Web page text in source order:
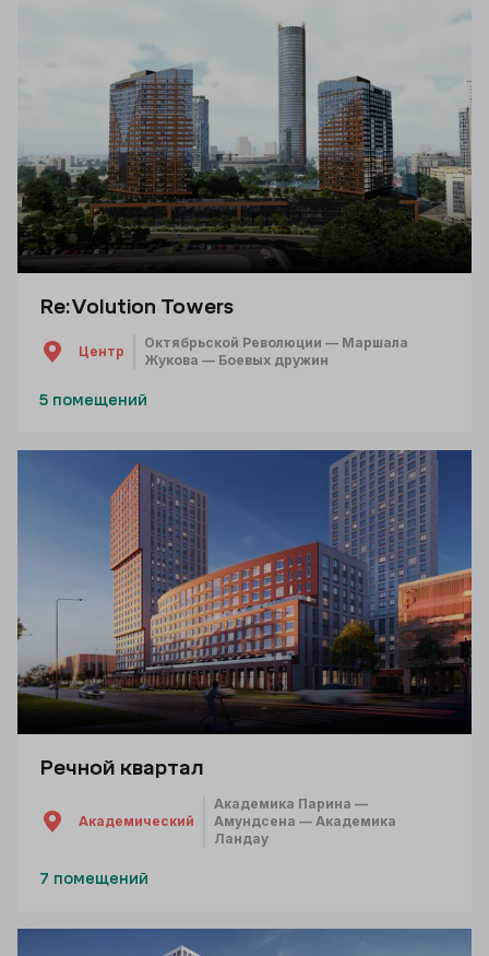
Re:Volution Towers
Центр
Октябрьской Революции — Маршала
Жукова — Боевых дружин
5 помещений
Речной квартал
Академический
Академика Парина —
Амундсена — Академика
Ландау
7 помещений